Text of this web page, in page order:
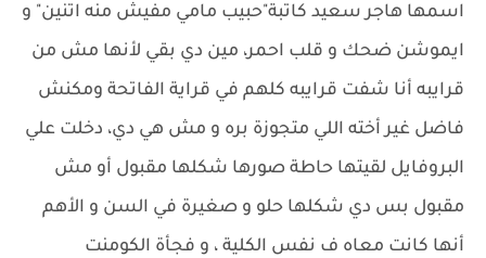
اسمها هاجر سعيد كاتبة"حبيب مامي مفيش منه اتنين" و
ايموشن ضحك و قلب احمر، مين دي بقي لأنها مش من
قرايبه أنا شفت قرايبه كلهم في قراية الفاتحة ومكنش
فاضل غير أخته اللي متجوزة بره و مش هي دي، دخلت علي
البروفايل لقيتها حاطة صورها شكلها مقبول أو مش
مقبول بس دي شكلها حلو و صغيرة في السن و الأهم
أنها كانت معاه ف نفس الكلية ، و فجأة الكومنت